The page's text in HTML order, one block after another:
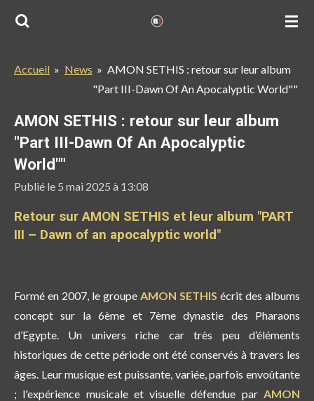
Passer
principal
Accueil » News » AMON SETHIS : retour sur leur album
"Part III-Dawn Of An Apocalyptic World""
AMON SETHIS : retour sur leur album
"Part III-Dawn Of An Apocalyptic
World""
Publié le 5 mai 2025 à 13:08
Retour sur AMON SETHIS et leur album "PART
III – Dawn of an apocalyptic world"
Formé en 2007, le groupe AMON SETHIS écrit des albums
concept sur la 6ème et 7ème dynastie des Pharaons
d’Egypte. Un univers riche car très peu d’éléments
historiques de cette période ont été conservés à travers les
âges. Leur musique est puissante, variée, parfois envoûtante
; l'expérience musicale et visuelle défendue par AMON